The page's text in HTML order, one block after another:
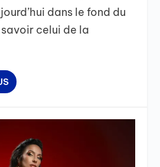
dans le fond du
celui de la